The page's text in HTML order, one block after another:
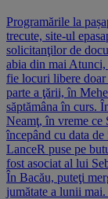
Programările la
trecute, site-ul
solicitanţilor de
abia din mai Atunci,
fie locuri libere
parte a ţării, în
săptămâna în curs.
Neamţ, în vreme ce
începând cu data
LanceR puse pe
fost asociat al lui
În Bacău, puteţi
jumătate a lunii